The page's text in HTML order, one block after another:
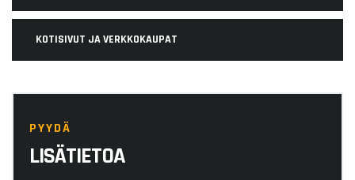
KOTISIVUT JA VERKKOKAUPAT
PYYDÄ
LISÄTIETOA